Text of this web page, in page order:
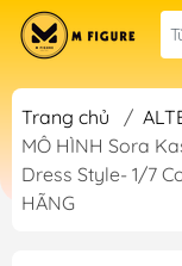
Trang chủ /
MÔ HÌNH Sora
Dress Style- 1/7
HÃNG